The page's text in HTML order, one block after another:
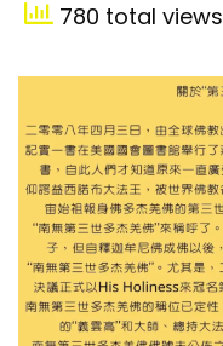
780 total views